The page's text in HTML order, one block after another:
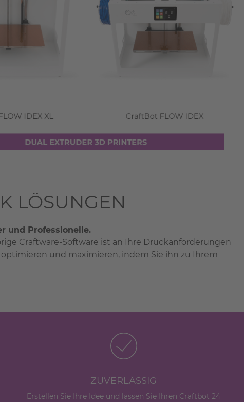
LÖSUNGEN
und Professionelle.
Craftware-Software ist an Ihre Druckanforderungen
und maximieren, indem Sie ihn zu Ihrem
ZUVERLÄSSIG
Erstellen Sie Ihre Idee und lassen Sie Ihren Craftbot 24